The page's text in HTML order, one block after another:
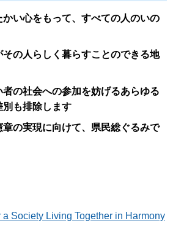
い心をもって、すべての人のいの
の人らしく暮らすことのできる地
の社会への参加を妨げるあらゆる
も排除します
の実現に向けて、県民総ぐるみで
Society Living Together in Harmony